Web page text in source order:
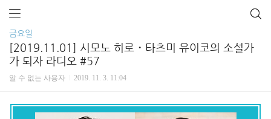
금요일
[2019.11.01] 시모노 히로・타츠미 유이코의 소설가
가 되자 라디오 #57
알 수 없는 사용자 2019. 11. 3. 11:04